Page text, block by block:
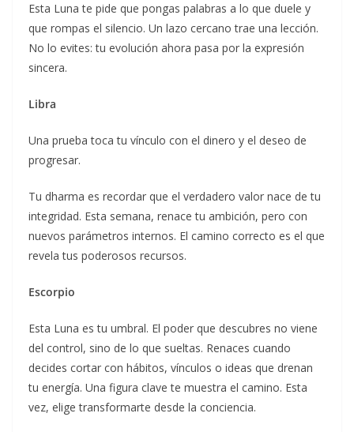
Esta Luna te pide que pongas palabras a lo que duele y
que rompas el silencio. Un lazo cercano trae una lección.
No lo evites: tu evolución ahora pasa por la expresión
sincera.
Libra
Una prueba toca tu vínculo con el dinero y el deseo de
progresar.
Tu dharma es recordar que el verdadero valor nace de tu
integridad. Esta semana, renace tu ambición, pero con
nuevos parámetros internos. El camino correcto es el que
revela tus poderosos recursos.
Escorpio
Esta Luna es tu umbral. El poder que descubres no viene
del control, sino de lo que sueltas. Renaces cuando
decides cortar con hábitos, vínculos o ideas que drenan
tu energía. Una figura clave te muestra el camino. Esta
vez, elige transformarte desde la conciencia.